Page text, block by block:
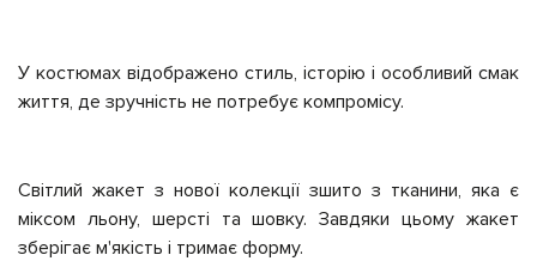
У костюмах відображено стиль, історію і особливий смак
життя, де зручність не потребує компромісу.
Світлий жакет з нової колекції зшито з тканини, яка є
міксом льону, шерсті та шовку. Завдяки цьому жакет
зберігає м'якість і тримає форму.